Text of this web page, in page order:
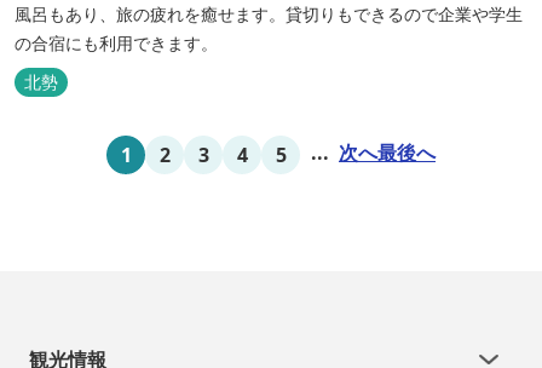
風呂もあり、旅の疲れを癒せます。貸切りもできるので企業や学生
の合宿にも利用できます。
北勢
1 2 3 4 5 ... 次へ最後へ
観光情報